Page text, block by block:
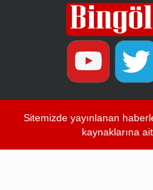
Sitemizde yayınlanan
kaynaklarına